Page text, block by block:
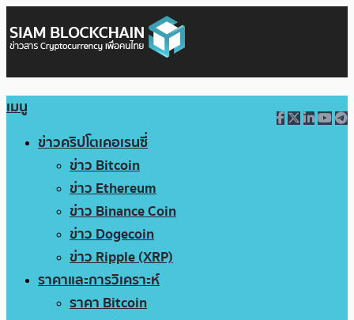
เมนู
ข่าวคริปโตเคอเรนซี่
ข่าว Bitcoin
ข่าว Ethereum
ข่าว Binance Coin
ข่าว Dogecoin
ข่าว Ripple (XRP)
ราคาและการวิเคราะห์
ราคา Bitcoin